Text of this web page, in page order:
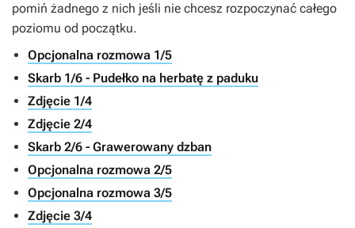
pomiń żadnego z nich jeśli nie chcesz rozpoczynać całego
poziomu od początku.
Opcjonalna rozmowa 1/5
Skarb 1/6 - Pudełko na herbatę z paduku
Zdjęcie 1/4
Zdjęcie 2/4
Skarb 2/6 - Grawerowany dzban
Opcjonalna rozmowa 2/5
Opcjonalna rozmowa 3/5
Zdjęcie 3/4